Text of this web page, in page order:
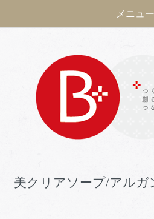
メニュー
美クリアソープ/アルガ